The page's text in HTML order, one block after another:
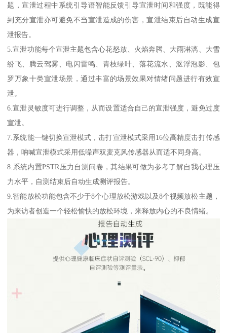
题，宣泄过程中系统引导语智能反馈引导宣泄时间和强度，既能得
到充分宣泄亦可避免不当宣泄造成的伤害，宣泄结束后自动生成宣
泄报告。
5.宣泄功能每个宣泄主题包含心花怒放、火焰奔腾、大雨淋漓、大雪
纷飞、腾云驾雾、电闪雷鸣、青枝绿叶、落花流水、沤浮泡影、包
罗万象十类宣泄场景，通过丰富的场景效果对情绪问题进行有效宣
泄。
6.宣泄灵敏度可进行调整，从而设置适合自己的宣泄强度，避免过度
宣泄。
7.系统能一键切换宣泄模式，击打宣泄模式采用16位高精度击打传感
器，呐喊宣泄模式采用低噪声双麦克风传感器从而适不同身高。
8.系统内置PSTR压力自测问卷，其结果可做为参考了解自我心理压
力水平，自测结束后自动生成测评报告。
9.智能放松功能包含不少于8个心理放松游戏以及8个视频放松主题，
为来访者创造一个轻松愉快的放松环境，来释放内心的不良情绪。